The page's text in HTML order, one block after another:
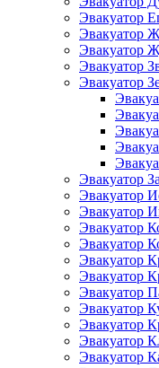
Эвакуатор
Эвакуатор
Эвакуатор
Эвакуатор
Эвакуатор
Эвакуатор
Эвакуатор
Эвакуатор
Эвакуатор
Эвакуатор
Эвакуатор
Эвакуатор
Эвакуатор
Эвакуатор
Эвакуатор
Эвакуатор
Эвакуатор